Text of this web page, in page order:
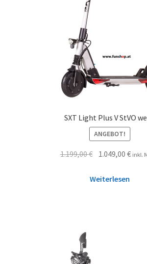
SXT Light Plus V StVO
ANGEBOT!
1.199,00€ 1.049,00€ inkl.
Weiterlesen